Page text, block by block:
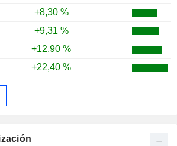
+8,30 %
+9,31 %
+12,90 %
+22,40 %